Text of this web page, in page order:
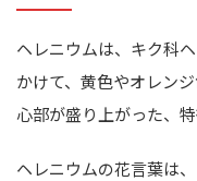
ヘレニウムは、キク科
かけて、黄色やオレン
心部が盛り上がった、
ヘレニウムの花言葉は